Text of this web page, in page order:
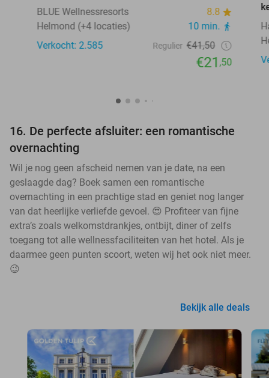
BLUE Wellnessresorts
8.8
Helmond (+4 locaties)
10 min.
Verkocht: 2.585
Regulier €41,50
€21,50
16. De perfecte afsluiter: een romantische
overnachting
Wil je nog geen afscheid nemen van je date, na een
geslaagde dag? Boek samen een romantische
overnachting in een prachtige stad en geniet nog langer
van dat heerlijke verliefde gevoel. 😍 Profiteer van fijne
extra’s zoals welkomstdrankjes, ontbijt, diner of zelfs
toegang tot alle wellnessfaciliteiten van het hotel. Als je
daarmee geen punten scoort, weten wij het ook niet meer.
😉
Bekijk alle deals